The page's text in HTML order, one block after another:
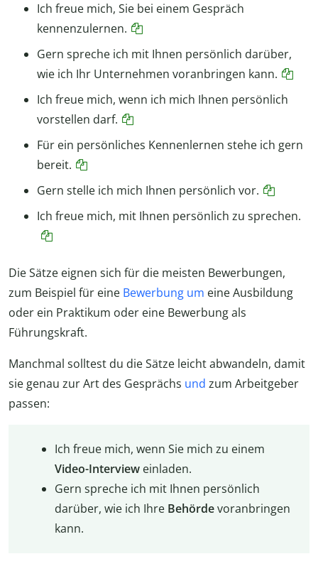
Ich freue mich, Sie bei einem Gespräch
kennenzulernen.
Gern spreche ich mit Ihnen persönlich darüber,
wie ich Ihr Unternehmen voranbringen kann.
Ich freue mich, wenn ich mich Ihnen persönlich
vorstellen darf.
Für ein persönliches Kennenlernen stehe ich gern
bereit.
Gern stelle ich mich Ihnen persönlich vor.
Ich freue mich, mit Ihnen persönlich zu sprechen.
Die Sätze eignen sich für die meisten Bewerbungen,
zum Beispiel für eine Bewerbung um eine Ausbildung
oder ein Praktikum oder eine Bewerbung als
Führungskraft.
Manchmal solltest du die Sätze leicht abwandeln, damit
sie genau zur Art des Gesprächs und zum Arbeitgeber
passen:
Ich freue mich, wenn Sie mich zu einem
Video-Intervieweinladen.
Gern spreche ich mit Ihnen persönlich
darüber, wie ich Ihre Behördevoranbringen
kann.